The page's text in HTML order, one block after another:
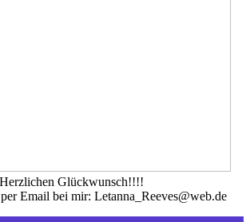
Herzlichen Glückwunsch!!!!
Email bei mir: Letanna_Reeves@web.de